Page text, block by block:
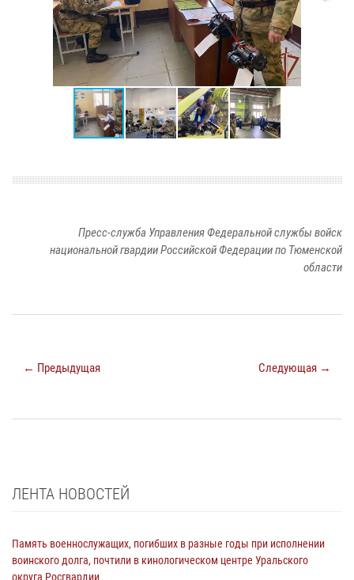
Пресс-служба Управления Федеральной службы войск
национальной гвардии Российской Федерации по Тюменской
области
← Предыдущая Следующая →
ЛЕНТА НОВОСТЕЙ
Память военнослужащих, погибших в разные годы при исполнении
воинского долга, почтили в кинологическом центре Уральского
округа Росгвардии